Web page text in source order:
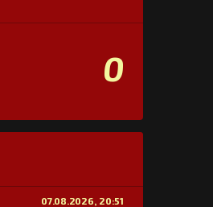
0
100%
07.08.2026, 20:51